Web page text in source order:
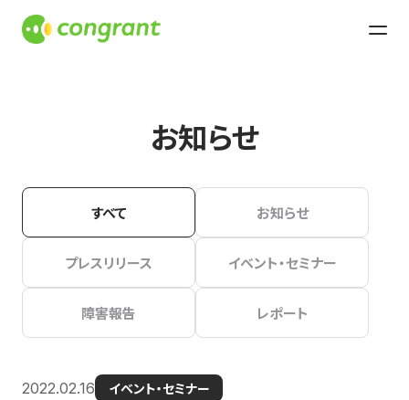
お知らせ
すべて お知らせ
プレスリリース イベント・セミナー
障害報告 レポート
2022.02.16 イベント・セミナー